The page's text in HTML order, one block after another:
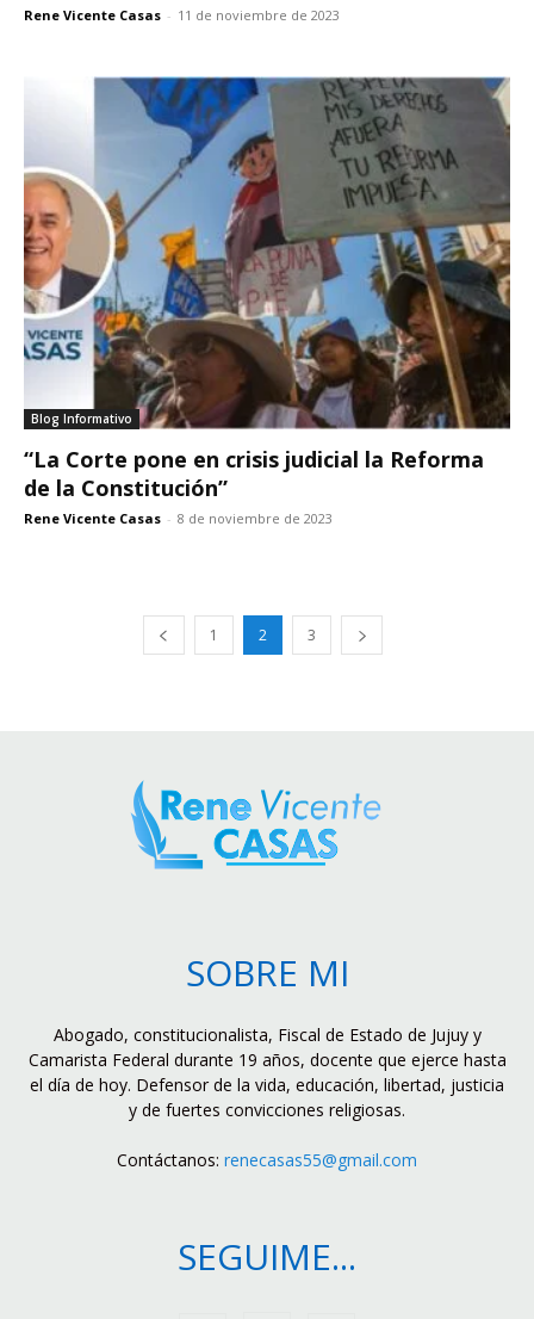
Rene Vicente Casas - 11 de noviembre de 2023
Blog Informativo
“La Corte pone en crisis judicial la Reforma
de la Constitución”
Rene Vicente Casas - 8 de noviembre de 2023
1 2 3
SOBRE MI
Abogado, constitucionalista, Fiscal de Estado de Jujuy y
Camarista Federal durante 19 años, docente que ejerce hasta
el día de hoy. Defensor de la vida, educación, libertad, justicia
y de fuertes convicciones religiosas.
Contáctanos: renecasas55@gmail.com
SEGUIME...